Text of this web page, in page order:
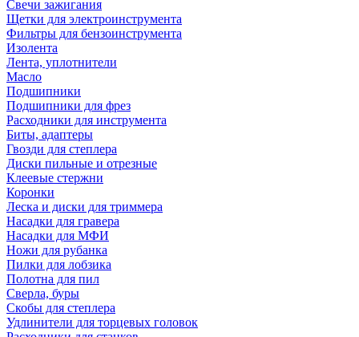
Свечи зажигания
Щетки для электроинструмента
Фильтры для бензоинструмента
Изолента
Лента, уплотнители
Масло
Подшипники
Подшипники для фрез
Расходники для инструмента
Биты, адаптеры
Гвозди для степлера
Диски пильные и отрезные
Клеевые стержни
Коронки
Леска и диски для триммера
Насадки для гравера
Насадки для МФИ
Ножи для рубанка
Пилки для лобзика
Полотна для пил
Сверла, буры
Скобы для степлера
Удлинители для торцевых головок